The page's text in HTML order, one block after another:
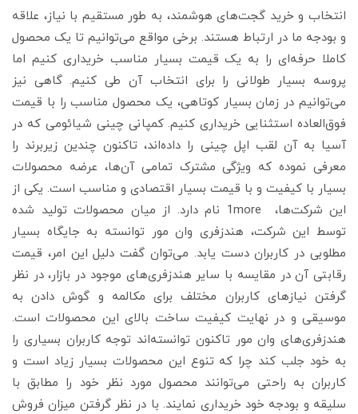
انتخاب و خرید گجت‌های هوشمند، به طور مستقیم با نیاز، علاقه
و بودجه ما در ارتباط هستند. برخی مواقع می‌توانیم تا یک محصول
کاملا حرفه‌ای را به یک قیمت بسیار مناسب خریداری کنیم اما
پروسه بسیار طولانی را برای انتخاب آن طی کنیم. گاهی نیز
می‌توانیم در زمان بسیار کوتاهی، یک محصول مناسب را با قیمت
فوق‌العاده استثنایی خریداری کنیم. کمپانی چینی شیائومی که در
آسیا به آن لقب اپل چینی را داده‌اند، تاکنون چندین زیربرند را
معرفی نموده که ویژگی مشترک تمامی آن‌ها، عرضه محصولات
بسیار با کیفیت و با قیمت بسیار اقتصادی و مناسب است. یکی از
این شرکت‌ها، 1more نام دارد. از میان محصولات تولید شده
توسط این شرکت، هندزفری وان مور توانسته به جایگاه بسیار
مطلوبی در کاربران دست یابد. می‌توان گفت دلیل این امر، قیمت
رقابتی آن در مقایسه با سایر هندزفری‌های موجود در بازار، در نظر
گرفتن نیازهای کاربران مختلف برای مکالمه و گوش دادن به
موسیقی و در نهایت کیفیت ساخت بالای این محصولات است.
هندزفری‌های وان مور تاکنون توانسته‌اند توجه کاربران بسیاری را
به خود جلب کند چرا که تنوع این محصولات بسیار زیاد است و
کاربران به راحتی می‌توانند محصول مورد نظر خود را مطابق با
سلیقه و بودجه خود خریداری نمایند. با در نظر گرفتن میزان فروش